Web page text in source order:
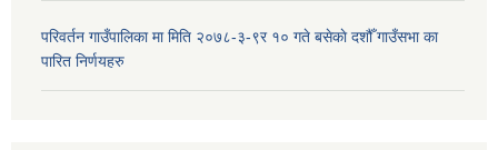
परिवर्तन गाउँपालिका मा मिति २०७८-३-९र १० गते बसेकाे दशौँ गाउँसभा का
पारित निर्णयहरु